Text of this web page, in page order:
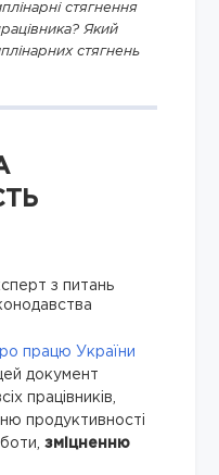
стягнення
Який
стягнень
з питань
працю України
документ
працівників,
продуктивності
зміцненню